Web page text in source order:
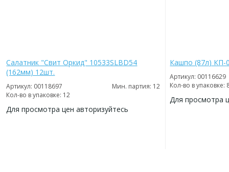
Салатник "Свит Оркид" 10533SLBD54
(162мм) 12шт.
Артикул: 00118697
Мин. партия: 12
Кол-во в упаковке: 12
Для просмотра цен авторизуйтесь
Кашпо (87л) КП-
Артикул: 00116629
Кол-во в упаковке:
Для просмотра